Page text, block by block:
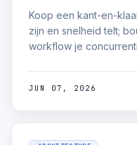
Koop een kant-en-
zijn en snelheid telt;
workflow je
onderscheidende
JUN 07, 2026